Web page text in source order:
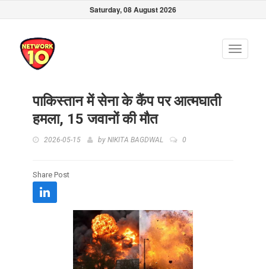
Saturday, 08 August 2026
Toggle
पाकिस्तान में सेना के कैंप पर आत्मघाती
हमला, 15 जवानों की मौत
2026-05-15 by NIKITA BAGDWAL 0
Share Post